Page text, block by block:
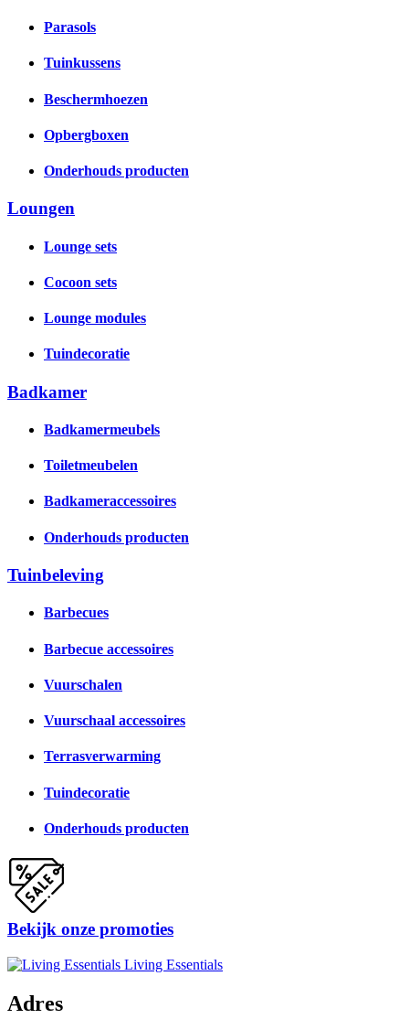
Parasols
Tuinkussens
Beschermhoezen
Opbergboxen
Onderhouds producten
Loungen
Lounge sets
Cocoon sets
Lounge modules
Tuindecoratie
Badkamer
Badkamermeubels
Toiletmeubelen
Badkameraccessoires
Onderhouds producten
Tuinbeleving
Barbecues
Barbecue accessoires
Vuurschalen
Vuurschaal accessoires
Terrasverwarming
Tuindecoratie
Onderhouds producten
Bekijk onze promoties
Living Essentials
Adres